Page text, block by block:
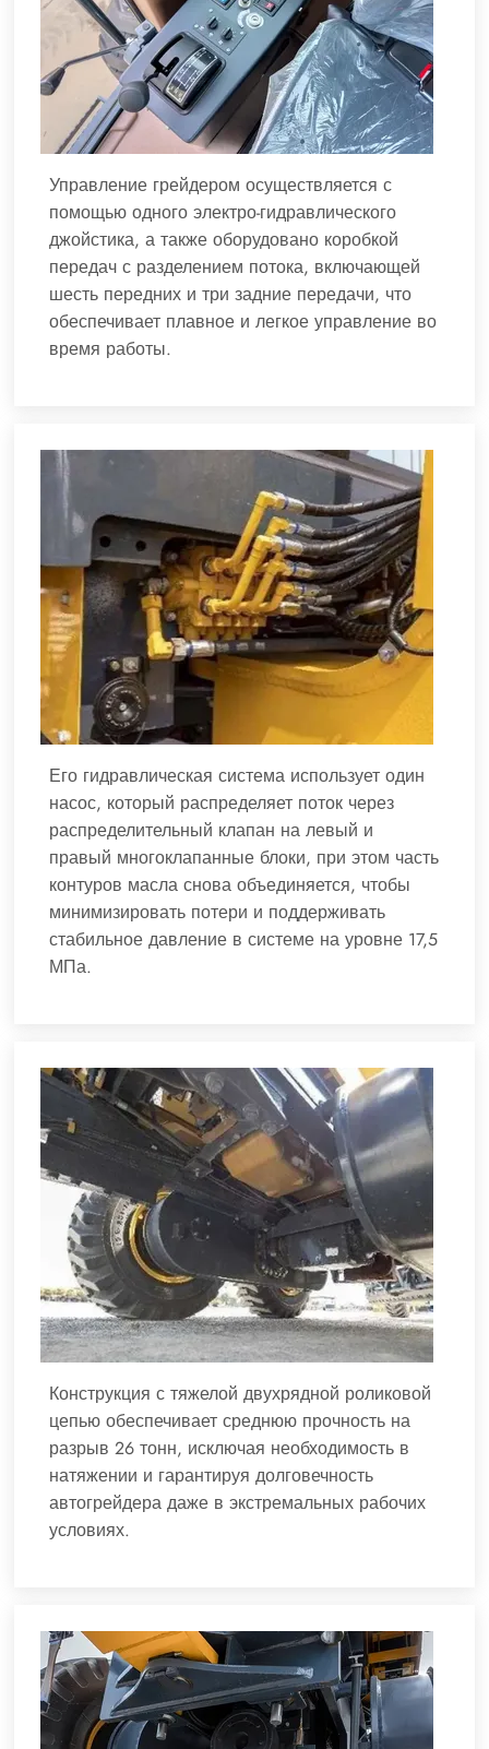
Управление грейдером осуществляется с
помощью одного электро-гидравлического
джойстика, а также оборудовано коробкой
передач с разделением потока, включающей
шесть передних и три задние передачи, что
обеспечивает плавное и легкое управление во
время работы.
Его гидравлическая система использует один
насос, который распределяет поток через
распределительный клапан на левый и
правый многоклапанные блоки, при этом часть
контуров масла снова объединяется, чтобы
минимизировать потери и поддерживать
стабильное давление в системе на уровне 17,5
МПа.
Конструкция с тяжелой двухрядной роликовой
цепью обеспечивает среднюю прочность на
разрыв 26 тонн, исключая необходимость в
натяжении и гарантируя долговечность
автогрейдера даже в экстремальных рабочих
условиях.